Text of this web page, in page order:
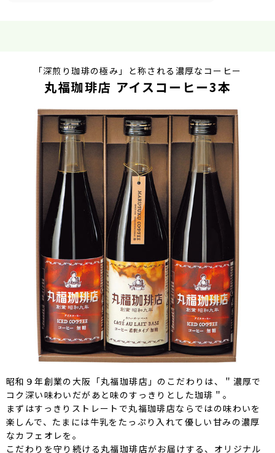
「深煎り珈琲の極み」と称される濃厚なコーヒー
丸福珈琲店 アイスコーヒー3本
昭和９年創業の大阪「丸福珈琲店」のこだわりは、＂濃厚で
コク深い味わいだがあと味のすっきりとした珈琲＂。
まずはすっきりストレートで丸福珈琲店ならではの味わいを
楽しんで、たまには牛乳をたっぷり入れて優しい甘みの濃厚
なカフェオレを。
こだわりを守り続ける丸福珈琲店がお届けする、オリジナル